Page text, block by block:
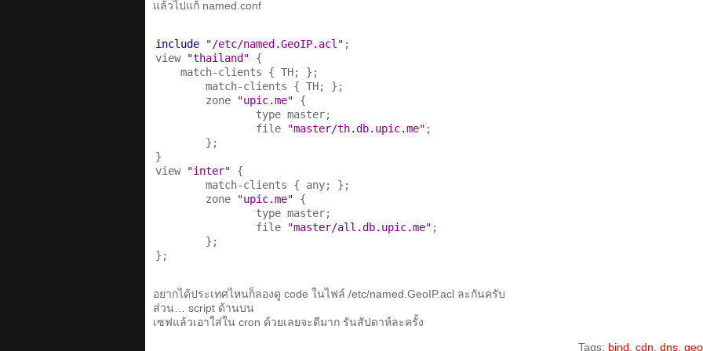
แล้วไปแก้ named.conf
include "/etc/named.GeoIP.acl" ;
view "thailand" {
    match-clients { TH; };
        match-clients { TH; };
        zone
"upic.me" {
                type master;
                file
"master/th.db.upic.me" ;
        };
}
view "inter" {
        match-clients { any; };
        zone
"upic.me" {
                type master;
                file
"master/all.db.upic.me" ;
        };
};
อยากได้ประเทศไหนก็ลองดู code ในไฟล์ /etc/named.GeoIP.acl ละกันครับ
ส่วน… script ด้านบน
เซฟแล้วเอาใส่ใน cron ด้วยเลยจะดีมาก รันสัปดาห์ละครั้ง
Tags: bind cdn dns